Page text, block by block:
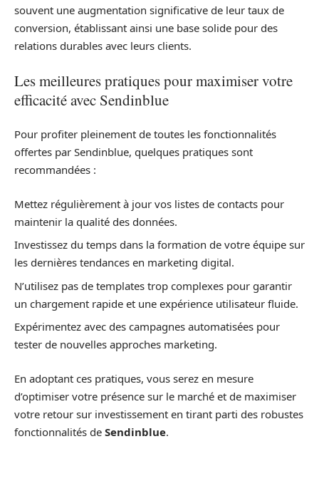
souvent une augmentation significative de leur taux de
conversion, établissant ainsi une base solide pour des
relations durables avec leurs clients.
Les meilleures pratiques pour maximiser votre
efficacité avec Sendinblue
Pour profiter pleinement de toutes les fonctionnalités
offertes par Sendinblue, quelques pratiques sont
recommandées :
Mettez régulièrement à jour vos listes de contacts pour
maintenir la qualité des données.
Investissez du temps dans la formation de votre équipe sur
les dernières tendances en marketing digital.
N’utilisez pas de templates trop complexes pour garantir
un chargement rapide et une expérience utilisateur fluide.
Expérimentez avec des campagnes automatisées pour
tester de nouvelles approches marketing.
En adoptant ces pratiques, vous serez en mesure
d’optimiser votre présence sur le marché et de maximiser
votre retour sur investissement en tirant parti des robustes
fonctionnalités de Sendinblue.